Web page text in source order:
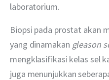
laboratorium.
Biopsi pada prostat akan
yang dinamakan gleason
mengklasifikasi kelas sel
juga menunjukkan